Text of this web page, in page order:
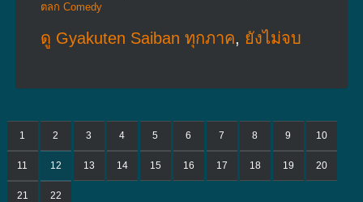
ตลก Comedy
ดู Gyakuten Saiban ทุกภาค, ยังไม่จบ
1 2 3 4 5 6 7 8 9 10
11 12 13 14 15 16 17 18 19 20
21 22